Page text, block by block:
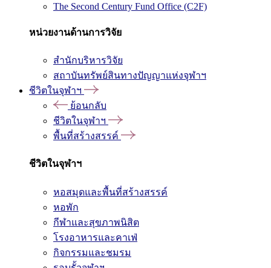
The Second Century Fund Office (C2F)
หน่วยงานด้านการวิจัย
สำนักบริหารวิจัย
สถาบันทรัพย์สินทางปัญญาแห่งจุฬาฯ
ชีวิตในจุฬาฯ
ย้อนกลับ
ชีวิตในจุฬาฯ
พื้นที่สร้างสรรค์
ชีวิตในจุฬาฯ
หอสมุดและพื้นที่สร้างสรรค์
หอพัก
กีฬาและสุขภาพนิสิต
โรงอาหารและคาเฟ่
กิจกรรมและชมรม